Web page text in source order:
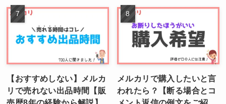
【おすすめしない】メルカ
リで売れない出品時間【販
メルカリで購入したいと言
われたら？【断る場合とコ